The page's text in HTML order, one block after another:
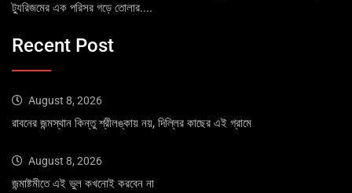
ট্যুরিজমের এক পরিসর গড়ে তোলার....
Recent Post
August 8, 2026
রাবনের জন্মস্থান কিন্তু শ্রীলঙ্কায় নয়, দিল্লির কাছের এই গ্রামে
August 8, 2026
জন্মাষ্টমীতে এই ভুল কখনোই করবেন না